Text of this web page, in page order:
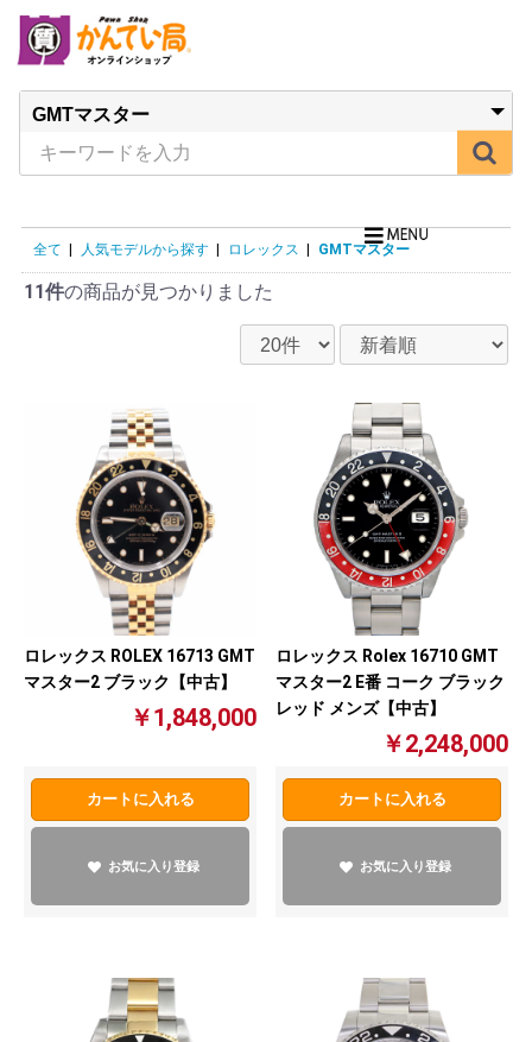
全て 人気モデルから探す ロレックス GMTマスター
11件の商品が見つかりました
ロレックス ROLEX 16713 GMT
マスター2 ブラック【中古】
￥1,848,000
カートに入れる
お気に入り登録
ロレックス Rolex 16710 GMT
マスター2 E番 コーク ブラック
レッド メンズ【中古】
￥2,248,000
カートに入れる
お気に入り登録